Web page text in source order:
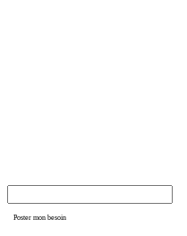
Poster mon besoin